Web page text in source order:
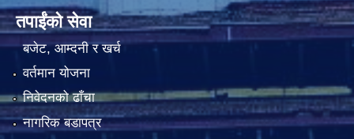
तपाईंको सेवा
बजेट, आम्दनी र खर्च
वर्तमान योजना
निवेदनको ढाँचा
नागरिक बडापत्र